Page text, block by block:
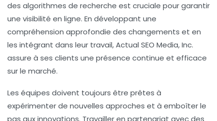
des algorithmes de recherche est cruciale pour garantir
une visibilité en ligne. En développant une
compréhension approfondie des changements et en
les intégrant dans leur travail, Actual SEO Media, Inc.
assure à ses clients une présence continue et efficace
sur le marché.
Les équipes doivent toujours être prêtes à
expérimenter de nouvelles approches et à emboîter le